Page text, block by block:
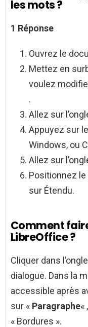
les mots ?
1 Réponse
Ouvrez le
Mettez en
voulez
.
Allez sur
Appuyez sur
Windows, ou
Allez sur
Positionnez
sur Étendu.
Comment
LibreOffice ?
Cliquer dans
dialogue. Dans la
accessible après
sur « Paragraphe«
« Bordures ».